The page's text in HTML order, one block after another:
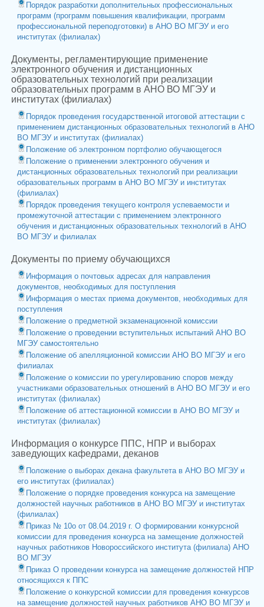
Порядок разработки дополнительных профессиональных
программ (программ повышения квалификации, программ
профессиональной переподготовки) в АНО ВО МГЭУ и его
институтах (филиалах)
Документы, регламентирующие применение
электронного обучения и дистанционных
образовательных технологий при реализации
образовательных программ в АНО ВО МГЭУ и
институтах (филиалах)
Порядок проведения государственной итоговой аттестации с
применением дистанционных образовательных технологий в АНО
ВО МГЭУ и институтах (филиалах)
Положение об электронном портфолио обучающегося
Положение о применении электронного обучения и
дистанционных образовательных технологий при реализации
образовательных программ в АНО ВО МГЭУ и институтах
(филиалах)
Порядок проведения текущего контроля успеваемости и
промежуточной аттестации с применением электронного
обучения и дистанционных образовательных технологий в АНО
ВО МГЭУ и филиалах
Документы по приему обучающихся
Информация о почтовых адресах для направления
документов, необходимых для поступления
Информация о местах приема документов, необходимых для
поступления
Положение о предметной экзаменационной комиссии
Положение о проведении вступительных испытаний АНО ВО
МГЭУ самостоятельно
Положение об апелляционной комиссии АНО ВО МГЭУ и его
филиалах
Положение о комиссии по урегулированию споров между
участниками образовательных отношений в АНО ВО МГЭУ и его
институтах (филиалах)
Положение об аттестационной комиссии в АНО ВО МГЭУ и
институтах (филиалах)
Информация о конкурсе ППС, НПР и выборах
заведующих кафедрами, деканов
Положение о выборах декана факультета в АНО ВО МГЭУ и
его институтах (филиалах)
Положение о порядке проведения конкурса на замещение
должностей научных работников в АНО ВО МГЭУ и институтах
(филиалах)
Приказ № 10о от 08.04.2019 г. О формировании конкурсной
комиссии для проведения конкурса на замещение должностей
научных работников Новороссийского института (филиала) АНО
ВО МГЭУ
Приказ О проведении конкурса на замещение должностей НПР
относящихся к ППС
Положение о конкурсной комиссии для проведения конкурсов
на замещение должностей научных работников АНО ВО МГЭУ и